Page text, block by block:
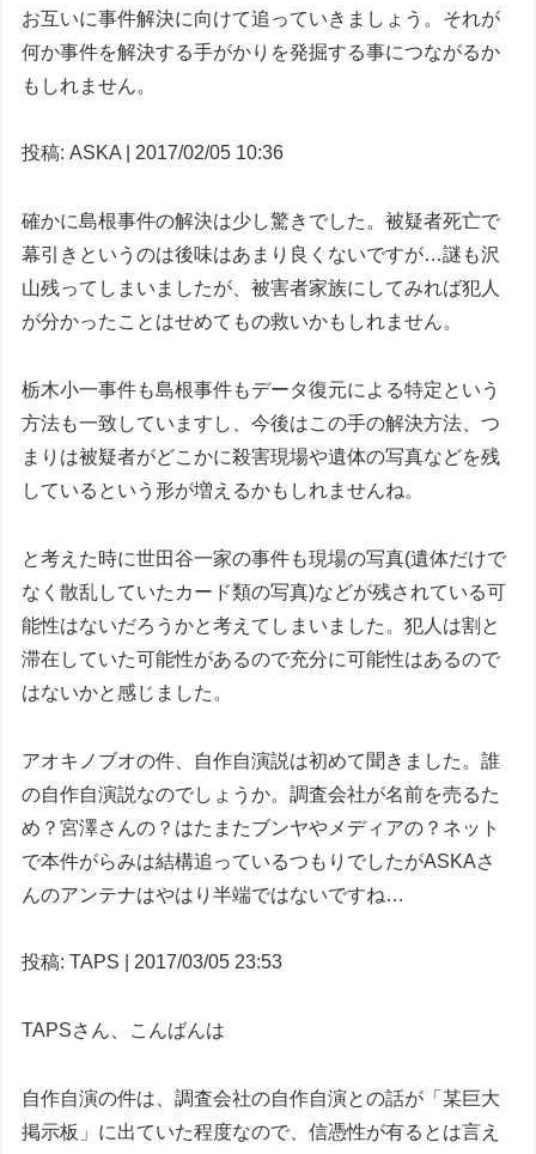
お互いに事件解決に向けて追っていきましょう。それが
何か事件を解決する手がかりを発掘する事につながるか
もしれません。
投稿: ASKA | 2017/02/05 10:36
確かに島根事件の解決は少し驚きでした。被疑者死亡で
幕引きというのは後味はあまり良くないですが…謎も沢
山残ってしまいましたが、被害者家族にしてみれば犯人
が分かったことはせめてもの救いかもしれません。
栃木小一事件も島根事件もデータ復元による特定という
方法も一致していますし、今後はこの手の解決方法、つ
まりは被疑者がどこかに殺害現場や遺体の写真などを残
しているという形が増えるかもしれませんね。
と考えた時に世田谷一家の事件も現場の写真(遺体だけで
なく散乱していたカード類の写真)などが残されている可
能性はないだろうかと考えてしまいました。犯人は割と
滞在していた可能性があるので充分に可能性はあるので
はないかと感じました。
アオキノブオの件、自作自演説は初めて聞きました。誰
の自作自演説なのでしょうか。調査会社が名前を売るた
め？宮澤さんの？はたまたブンヤやメディアの？ネット
で本件がらみは結構追っているつもりでしたがASKAさ
んのアンテナはやはり半端ではないですね…
投稿: TAPS | 2017/03/05 23:53
TAPSさん、こんばんは
自作自演の件は、調査会社の自作自演との話が「某巨大
掲示板」に出ていた程度なので、信憑性が有るとは言え